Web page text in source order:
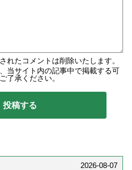
れたコメントは削除いたします。
当サイト内の記事中で掲載する可
了承ください。
2026-08-07